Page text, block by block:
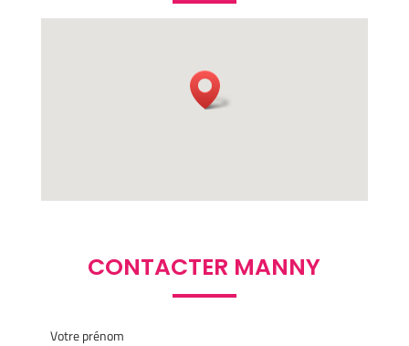
CONTACTER MANNY
Votre prénom